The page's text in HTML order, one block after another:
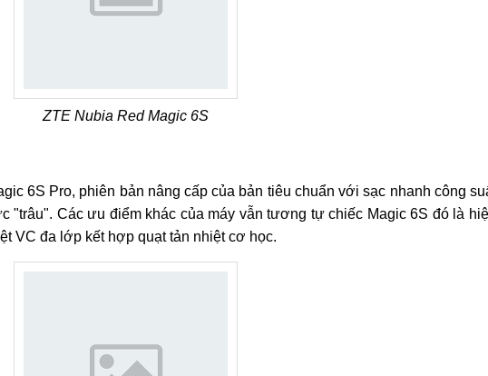
ZTE Nubia Red Magic 6S
6S Pro, phiên bản nâng cấp của bản tiêu chuẩn với sạc nhanh công
"trâu". Các ưu điểm khác của máy vẫn tương tự chiếc Magic 6S đó là
VC đa lớp kết hợp quạt tản nhiệt cơ học.